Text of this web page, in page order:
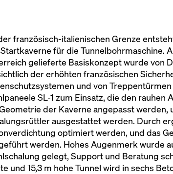
französisch-italienischen Grenze
für die Tunnelbohrmaschine.
gelieferte Basiskonzept wurde von
der erhöhten französischen
und von
SL-1 zum Einsatz, die den
der Kaverne angepasst
ausgestattet werden. Durch
optimiert werden, und das
werden. Hohes Augenmerk wurde
gelegt, Support und Beratung
und 15,3 m hohe Tunnel wird in sechs